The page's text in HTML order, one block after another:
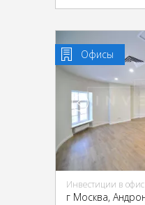
Офисы
Инвестиции в офис